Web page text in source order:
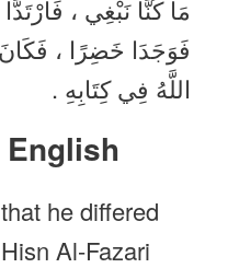
مَا كُنَّا نَبْغِي ،
فَوَجَدَا خَضِرًا ،
اللَّهُ فِي كِتَابِهِ .
English
he differed
Al-Fazari